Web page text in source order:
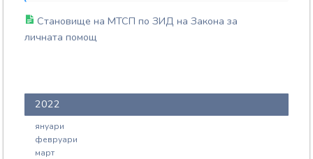
Становище на МТСП по ЗИД на Закона за
личната помощ
2022
януари
февруари
март